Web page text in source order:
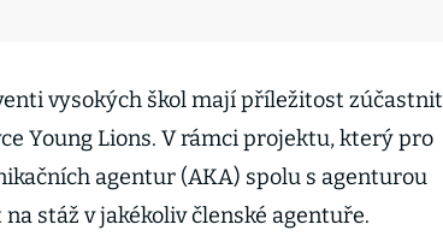
vysokých škol mají příležitost zúčastnit
Young Lions. V rámci projektu, který pro
agentur (AKA) spolu s agenturou
stáž v jakékoliv členské agentuře.